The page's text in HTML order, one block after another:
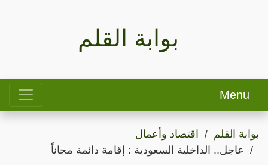
بوابة القلم
Menu
بوابة القلم
اقتصاد وأعمال
عاجل.. الداخلية السعودية : إقامة دائمة مجاناً